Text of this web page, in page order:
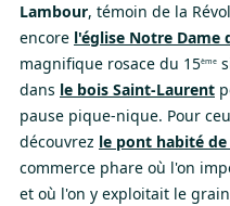
Lambour, témoin de la
encore l'église Notre Dame
magnifique rosace du 15ème
dans le bois Saint-Laurent
pause pique-nique. Pour
découvrez le pont habité
commerce phare où l'on
et où l'on y exploitait le